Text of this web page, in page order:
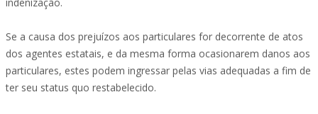
Se a causa dos prejuízos aos particulares for decorrente de atos
dos agentes estatais, e da mesma forma ocasionarem danos aos
particulares, estes podem ingressar pelas vias adequadas a fim de
ter seu status quo restabelecido.